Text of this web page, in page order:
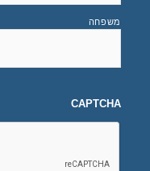
משפחה
CAPTCHA